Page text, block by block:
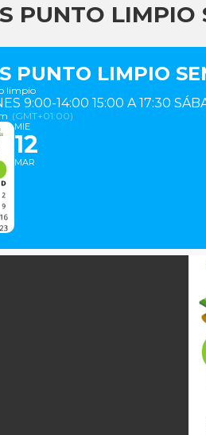
PUNTO
PUNTO LIMPIO
limpio
9:00-14:00 15:00 A 17:30
(GMT+01:00)
MIE
12
MAR